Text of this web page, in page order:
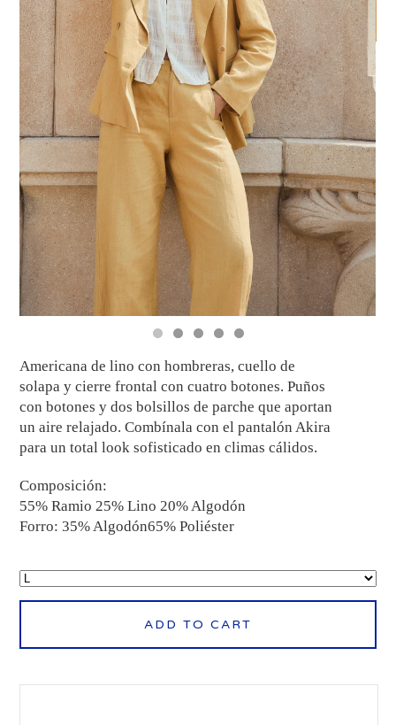
Americana de lino con hombreras, cuello de
solapa y cierre frontal con cuatro botones. Puños
con botones y dos bolsillos de parche que aportan
un aire relajado. Combínala con el pantalón Akira
para un total look sofisticado en climas cálidos.
Composición:
55% Ramio 25% Lino 20% Algodón
Forro: 35% Algodón65% Poliéster
ADD TO CART